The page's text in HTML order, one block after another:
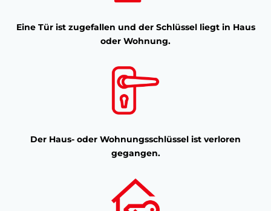
Eine Tür ist zugefallen und der Schlüssel liegt in Haus
oder Wohnung.
Der Haus- oder Wohnungsschlüssel ist verloren
gegangen.